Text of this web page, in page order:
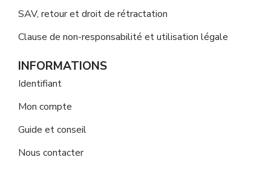
SAV, retour et droit de rétractation
Clause de non-responsabilité et utilisation légale
INFORMATIONS
Identifiant
Mon compte
Guide et conseil
Nous contacter